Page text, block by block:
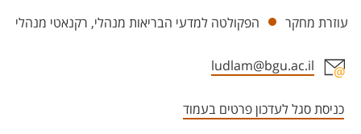
יחידות
עוזרת מחקר הפקולטה למדעי הבריאות מנהלי, רקנאטי מנהלי
ludlam@bgu.ac.il
כניסת סגל לעדכון פרטים בעמוד